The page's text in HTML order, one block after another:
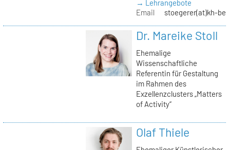
→ Lehrangebote
Email
stoegerer(at)kh-
Dr. Mareike Stoll
Ehemalige
Wissenschaftliche
Referentin für Gestaltung
im Rahmen des
Exzellenzclusters „Matters
of Activity“
Olaf Thiele